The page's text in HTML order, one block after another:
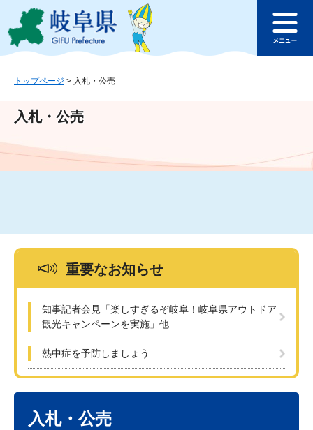
ジ
ュ
文
このページの本文へ
ュ
トップページ > 入札・公売
入札・公売
重要なお知らせ
知事記者会見「楽しすぎるぞ岐阜！岐阜県アウトドア
観光キャンペーンを実施」他
熱中症を予防しましょう
入札・公売